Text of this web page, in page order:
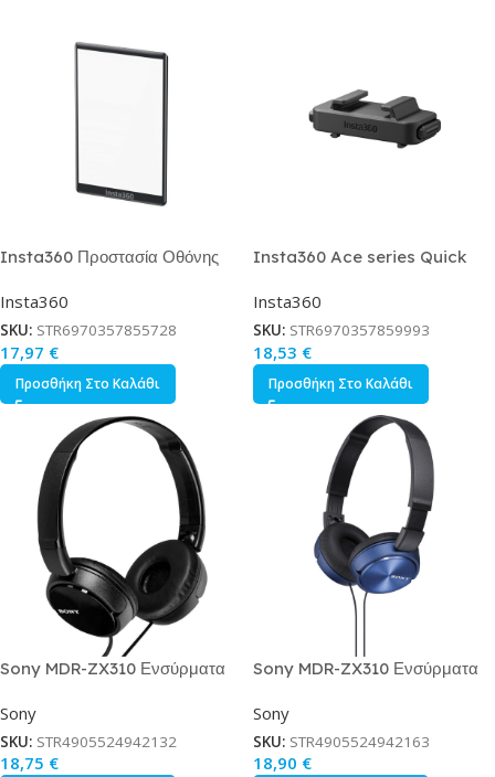
Insta360 Προστασία Οθόνης
X4 Κωδικός CINSBBMD
Insta360
SKU: STR6970357855728
17,97 €
Προσθήκη Στο Καλάθι
Insta360 Ace series Quick
Insta360
Insta360
SKU: STR6970357859993
18,53 €
Προσθήκη Στο Καλάθι
Sony MDR-ZX310 Ενσύρματα
Sony
SKU: STR4905524942132
18,75 €
Sony MDR-ZX310 Ενσύρματα
Sony
SKU: STR4905524942163
18,90 €